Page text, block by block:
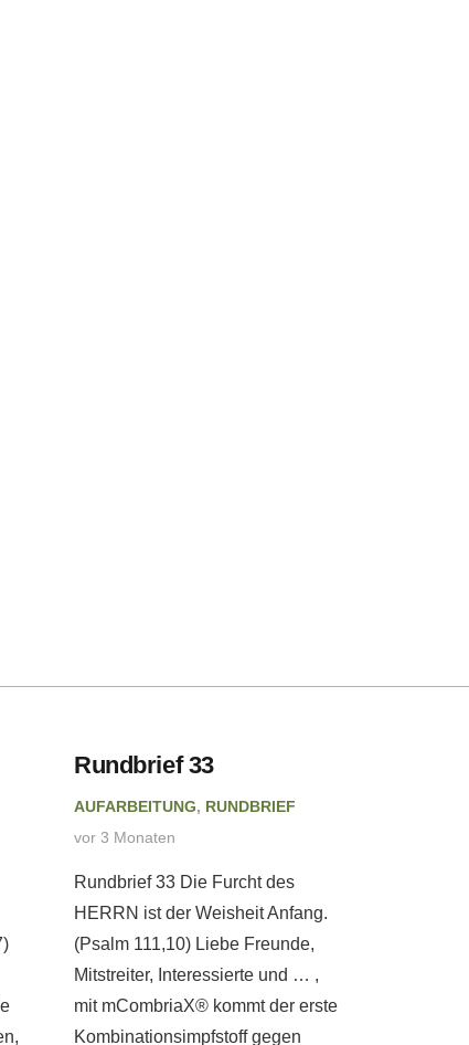
Rundbrief 33
AUFARBEITUNG, RUNDBRIEF
vor 3 Monaten
Rundbrief 33 Die Furcht des
HERRN ist der Weisheit Anfang.
(Psalm 111,10) Liebe Freunde,
Mitstreiter, Interessierte und … ,
mit mCombriaX® kommt der erste
Kombinationsimpfstoff gegen